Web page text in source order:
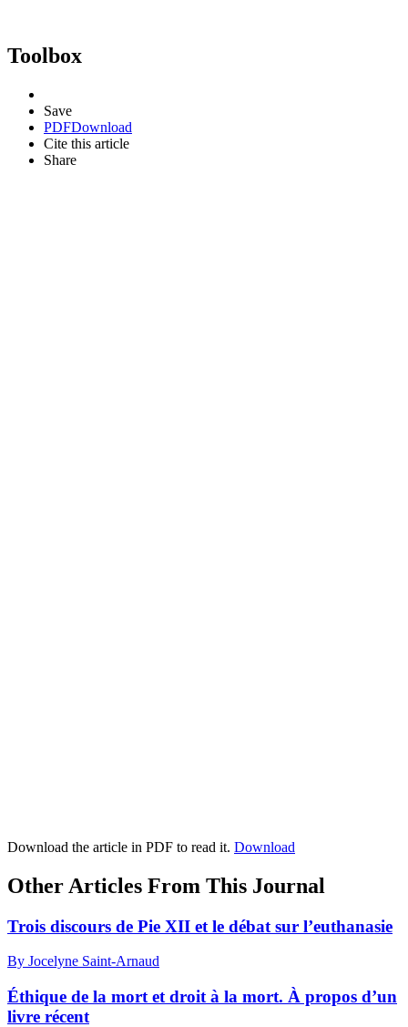
Toolbox
Save
PDFDownload
Cite this article
Share
Download the article in PDF to read it. Download
Other Articles From This Journal
Trois discours de Pie XII et le débat sur l’euthanasie
By Jocelyne Saint-Arnaud
Éthique de la mort et droit à la mort. À propos d’un
livre récent